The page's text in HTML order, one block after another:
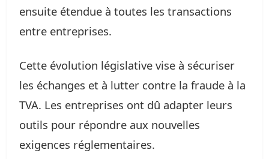
ensuite étendue à toutes les transactions
entre entreprises.
Cette évolution législative vise à sécuriser
les échanges et à lutter contre la fraude à la
TVA. Les entreprises ont dû adapter leurs
outils pour répondre aux nouvelles
exigences réglementaires.